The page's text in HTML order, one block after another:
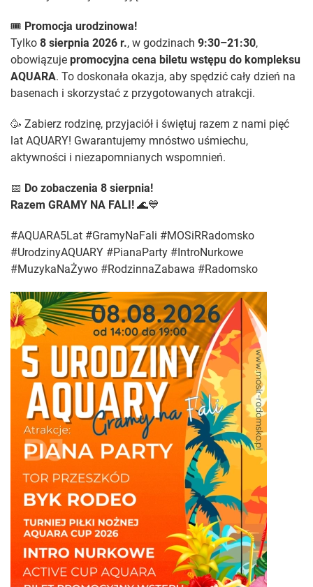
🎟️ Promocja urodzinowa!
Tylko 8 sierpnia 2026 r., w godzinach 9:30–21:30,
obowiązuje promocyjna cena biletu wstępu do kompleksu
AQUARA. To doskonała okazja, aby spędzić cały dzień na
basenach i skorzystać z przygotowanych atrakcji.
🥳 Zabierz rodzinę, przyjaciół i świętuj razem z nami pięć
lat AQUARY! Gwarantujemy mnóstwo uśmiechu,
aktywności i niezapomnianych wspomnień.
📅 Do zobaczenia 8 sierpnia!
Razem GRAMY NA FALI! 🌊💙
#AQUARA5Lat #GramyNaFali #MOSiRRadomsko
#UrodzinyAQUARY #PianaParty #IntroNurkowe
#MuzykaNaŻywo #RodzinnaZabawa #Radomsko